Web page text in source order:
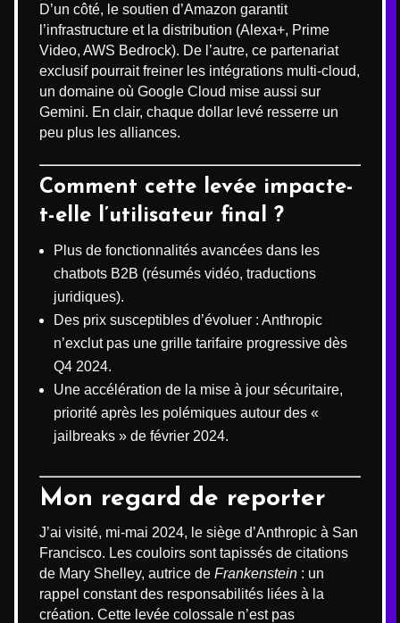
D’un côté, le soutien d’Amazon garantit
l’infrastructure et la distribution (Alexa+, Prime
Video, AWS Bedrock). De l’autre, ce partenariat
exclusif pourrait freiner les intégrations multi-cloud,
un domaine où Google Cloud mise aussi sur
Gemini. En clair, chaque dollar levé resserre un
peu plus les alliances.
Comment cette levée impacte-
t-elle l’utilisateur final ?
Plus de fonctionnalités avancées dans les
chatbots B2B (résumés vidéo, traductions
juridiques).
Des prix susceptibles d’évoluer : Anthropic
n’exclut pas une grille tarifaire progressive dès
Q4 2024.
Une accélération de la mise à jour sécuritaire,
priorité après les polémiques autour des «
jailbreaks » de février 2024.
Mon regard de reporter
J’ai visité, mi-mai 2024, le siège d’Anthropic à San
Francisco. Les couloirs sont tapissés de citations
de Mary Shelley, autrice de Frankenstein : un
rappel constant des responsabilités liées à la
création. Cette levée colossale n’est pas